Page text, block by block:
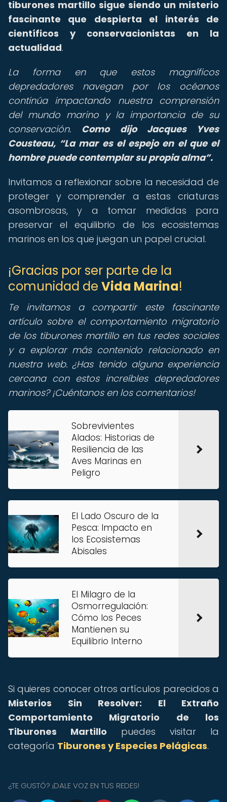
tiburones martillo sigue siendo un misterio
fascinante que despierta el interés de
científicos y conservacionistas en la
actualidad.
La forma en que estos magníficos
depredadores navegan por los océanos
continúa impactando nuestra comprensión
del mundo marino y la importancia de su
conservación. Como dijo Jacques Yves
Cousteau,
La mar es el espejo en el que el
hombre puede contemplar su propia alma .
Invitamos a reflexionar sobre la necesidad de
proteger y comprender a estas criaturas
asombrosas, y a tomar medidas para
preservar el equilibrio de los ecosistemas
marinos en los que juegan un papel crucial.
¡Gracias por ser parte de la
comunidad de Vida Marina!
Te invitamos a compartir este fascinante
artículo sobre el comportamiento migratorio
de los tiburones martillo en tus redes sociales
y a explorar más contenido relacionado en
nuestra web. ¿Has tenido alguna experiencia
cercana con estos increíbles depredadores
marinos? ¡Cuéntanos en los comentarios!
Sobrevivientes
Alados: Historias de
Resiliencia de las
Aves Marinas en
Peligro
El Lado Oscuro de la
Pesca: Impacto en
los Ecosistemas
Abisales
El Milagro de la
Osmorregulación:
Cómo los Peces
Mantienen su
Equilibrio Interno
Si quieres conocer otros artículos parecidos a
Misterios Sin Resolver: El Extraño
Comportamiento Migratorio de los
Tiburones Martillo puedes visitar la
categoría Tiburones y Especies Pelágicas.
¿TE GUSTÓ? ¡DALE VOZ EN TUS REDES!